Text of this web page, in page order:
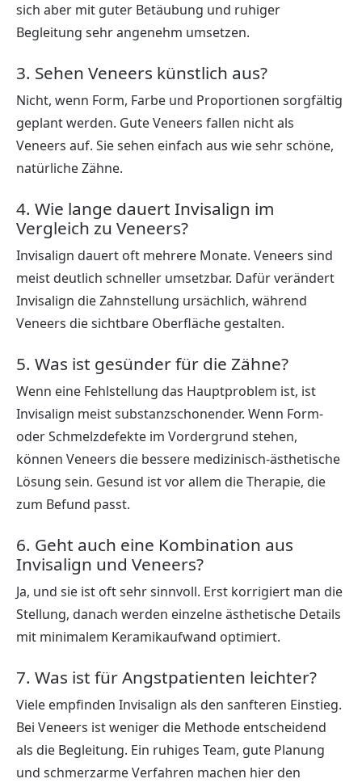
sich aber mit guter Betäubung und ruhiger
Begleitung sehr angenehm umsetzen.
3. Sehen Veneers künstlich aus?
Nicht, wenn Form, Farbe und Proportionen sorgfältig
geplant werden. Gute Veneers fallen nicht als
Veneers auf. Sie sehen einfach aus wie sehr schöne,
natürliche Zähne.
4. Wie lange dauert Invisalign im
Vergleich zu Veneers?
Invisalign dauert oft mehrere Monate. Veneers sind
meist deutlich schneller umsetzbar. Dafür verändert
Invisalign die Zahnstellung ursächlich, während
Veneers die sichtbare Oberfläche gestalten.
5. Was ist gesünder für die Zähne?
Wenn eine Fehlstellung das Hauptproblem ist, ist
Invisalign meist substanzschonender. Wenn Form-
oder Schmelzdefekte im Vordergrund stehen,
können Veneers die bessere medizinisch-ästhetische
Lösung sein. Gesund ist vor allem die Therapie, die
zum Befund passt.
6. Geht auch eine Kombination aus
Invisalign und Veneers?
Ja, und sie ist oft sehr sinnvoll. Erst korrigiert man die
Stellung, danach werden einzelne ästhetische Details
mit minimalem Keramikaufwand optimiert.
7. Was ist für Angstpatienten leichter?
Viele empfinden Invisalign als den sanfteren Einstieg.
Bei Veneers ist weniger die Methode entscheidend
als die Begleitung. Ein ruhiges Team, gute Planung
und schmerzarme Verfahren machen hier den